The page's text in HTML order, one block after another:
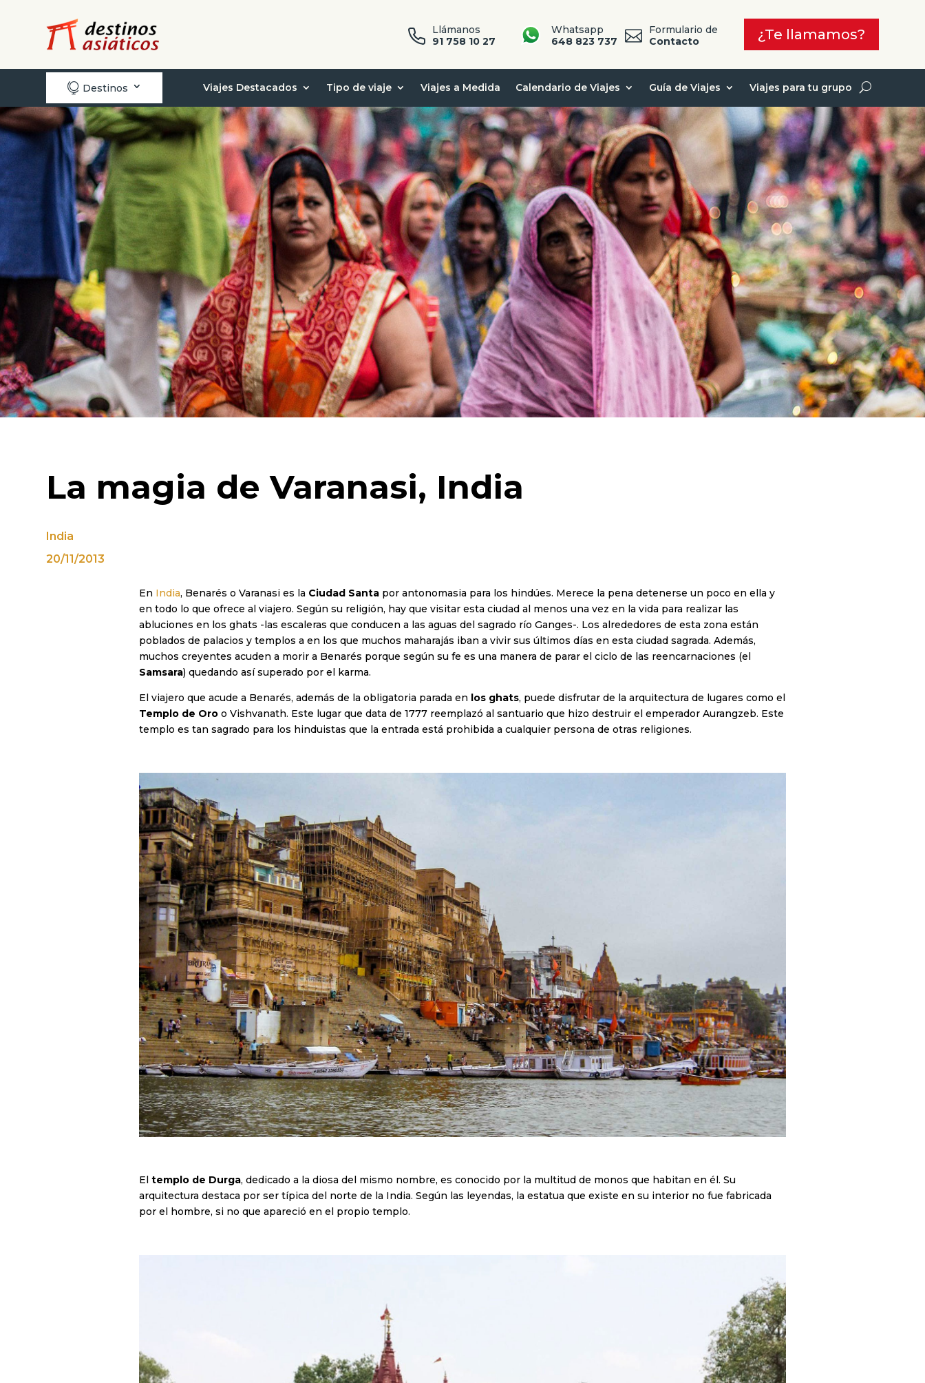
Llámanos
91 758 10 27
Whatsapp
648 823 737

Formulario de
Contacto
¿Te llamamos?
 Destinos Viajes Destacados Tipo de viaje Viajes a Medida Calendario de Viajes Guía de Viajes Viajes para tu grupo
La magia de Varanasi, India
India
20/11/2013
En India, Benarés o Varanasi es la Ciudad Santapor antonomasia para los hindúes. Merece la pena detenerse un poco en ella y
en todo lo que ofrece al viajero. Según su religión, hay que visitar esta ciudad al menos una vez en la vida para realizar las
abluciones en los ghats -las escaleras que conducen a las aguas del sagrado río Ganges-. Los alrededores de esta zona están
poblados de palacios y templos a en los que muchos maharajás iban a vivir sus últimos días en esta ciudad sagrada. Además,
muchos creyentes acuden a morir a Benarés porque según su fe es una manera de parar el ciclo de las reencarnaciones (el
Samsara) quedando así superado por el karma.
El viajero que acude a Benarés, además de la obligatoria parada en los ghats, puede disfrutar de la arquitectura de lugares como el
Templo de Oroo Vishvanath. Este lugar que data de 1777 reemplazó al santuario que hizo destruir el emperador Aurangzeb. Este
templo es tan sagrado para los hinduistas que la entrada está prohibida a cualquier persona de otras religiones.
El templo de Durga, dedicado a la diosa del mismo nombre, es conocido por la multitud de monos que habitan en él. Su
arquitectura destaca por ser típica del norte de la India. Según las leyendas, la estatua que existe en su interior no fue fabricada
por el hombre, si no que apareció en el propio templo.